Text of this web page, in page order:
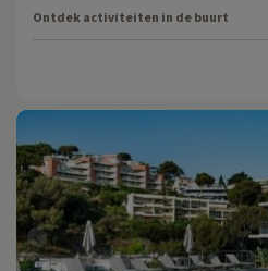
Ontdek activiteiten in de buurt